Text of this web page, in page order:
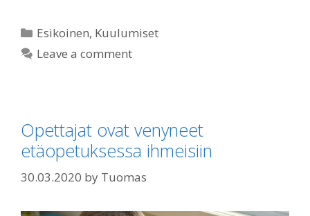
Categories
Esikoinen, Kuulumiset
Leave a comment
Opettajat ovat venyneet
etäopetuksessa ihmeisiin
30.03.2020 by Tuomas